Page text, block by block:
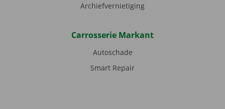
Archiefvernietiging
Carrosserie Markant
Autoschade
Smart Repair